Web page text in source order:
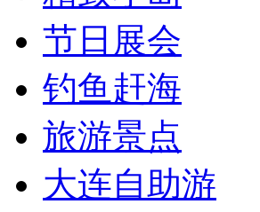
节日展会
钓鱼赶海
旅游景点
大连自助游